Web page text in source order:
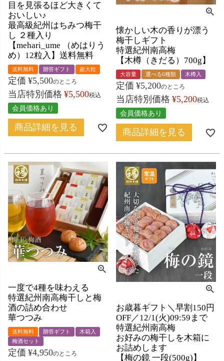
目を見張るほど大きくて
おいしい♪
最高級紀州はちみつ梅干
し ２種入り
【mehari_ume （めはりう
め）12粒入】送料無料
送料無料 贈答ギフト 超大粒
定価 ¥5,500のところ
当店特別価格 ¥5,500税込
会員価格あり
商品詳細を見る
懐かしい木の香りが漂う
梅干しギフト
特選紀州南高梅
【木樽（きだる）700g】
大容量 選べる6種類 木樽入
定価 ¥5,200のところ
当店特別価格 ¥5,200税込
会員価格あり
商品詳細を見る
一度で4種を味わえる
特選紀州南高梅干しと梅
酒の詰め合わせ
華つつみ
送料無料 贈答ギフト
木箱入
梅酒セット
定価 ¥4,950のところ
お歳暮ギフト＼早割150円
OFF／12/1(火)09:59まで
特選紀州南高梅
お好みの梅干しを木箱に
お詰めします
【梅の鏡 一段(500g)】